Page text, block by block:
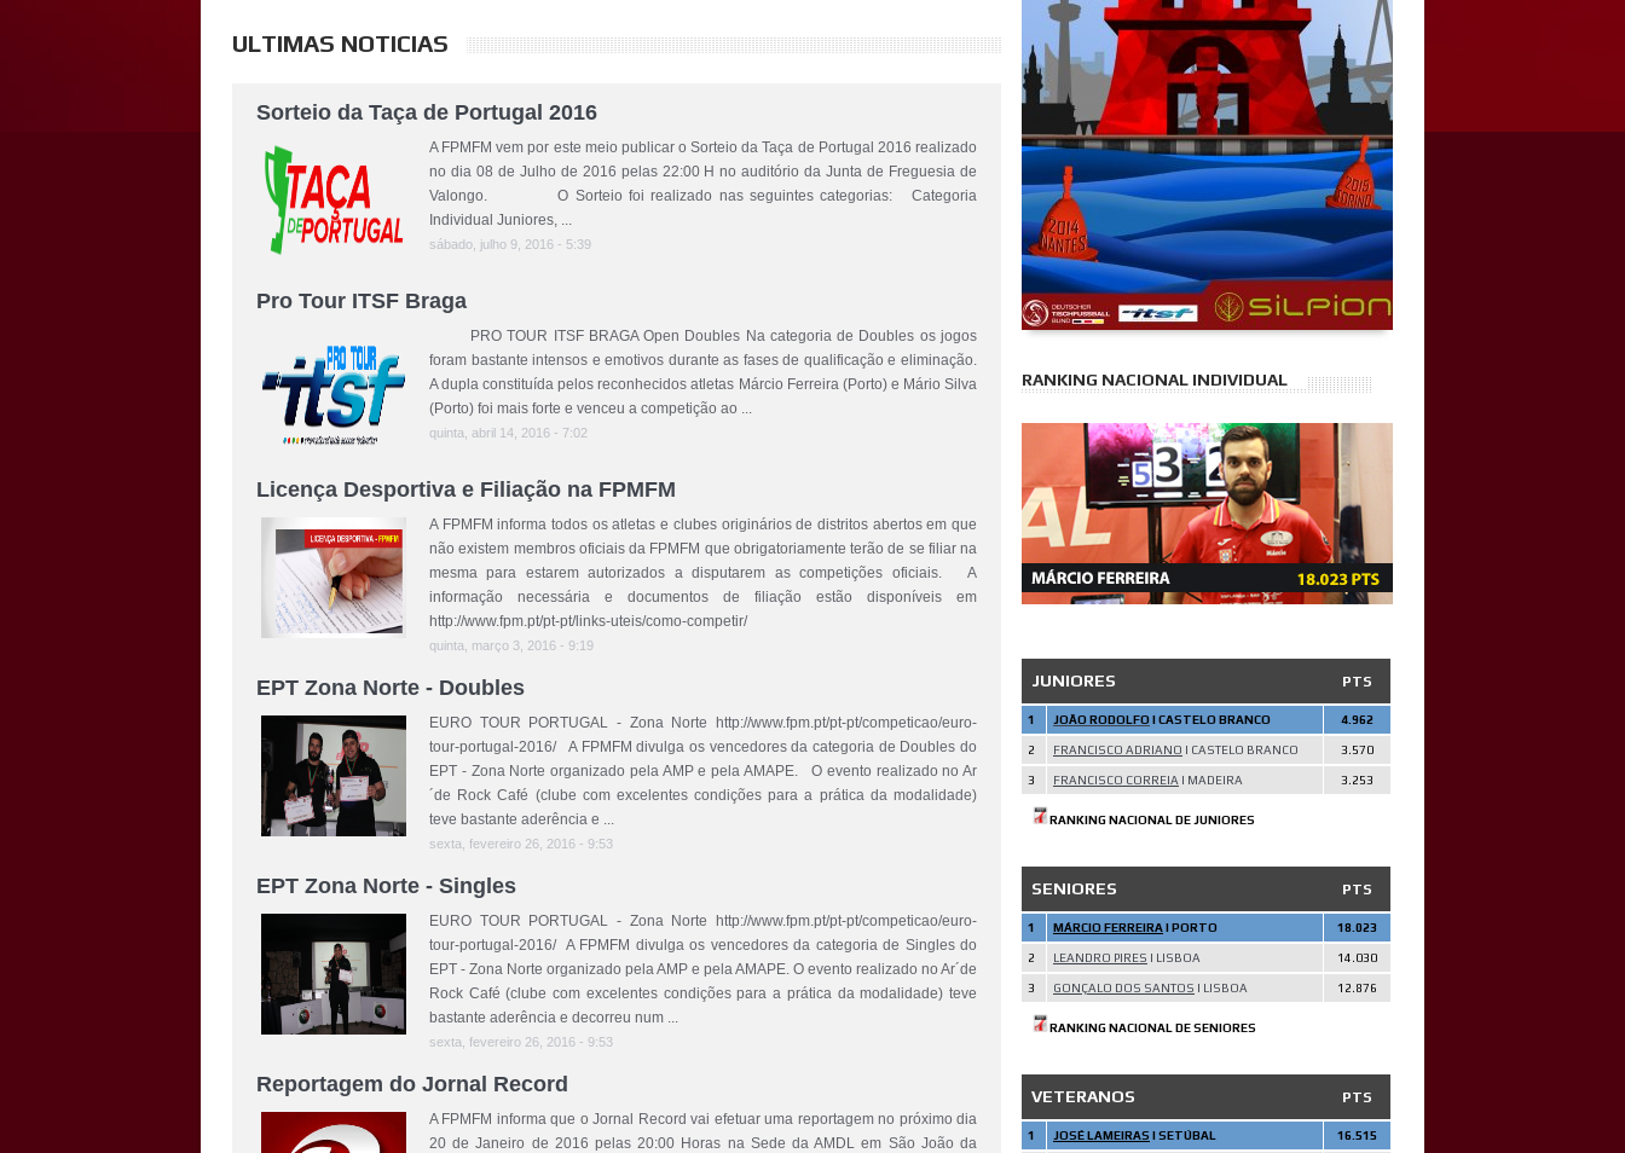
ULTIMAS NOTICIAS
Sorteio da Taça de Portugal 2016
A FPMFM vem por este meio publicar o Sorteio da Taça de Portugal 2016 realizado
no dia 08 de Julho de 2016 pelas 22:00 H no auditório da Junta de Freguesia de
Valongo. O Sorteio foi realizado nas seguintes categorias: Categoria
Individual Juniores, ...
sábado, julho 9, 2016 - 5:39
Pro Tour ITSF Braga
PRO TOUR ITSF BRAGA Open Doubles Na categoria de Doubles os jogos
foram bastante intensos e emotivos durante as fases de qualificação e eliminação.
A dupla constituída pelos reconhecidos atletas Márcio Ferreira (Porto) e Mário Silva
(Porto) foi mais forte e venceu a competição ao ...
quinta, abril 14, 2016 - 7:02
Licença Desportiva e Filiação na FPMFM
A FPMFM informa todos os atletas e clubes originários de distritos abertos em que
não existem membros oficiais da FPMFM que obrigatoriamente terão de se filiar na
mesma para estarem autorizados a disputarem as competições oficiais. A
informação necessária e documentos de filiação estão disponíveis em
http://www.fpm.pt/pt-pt/links-uteis/como-competir/
quinta, março 3, 2016 - 9:19
EPT Zona Norte - Doubles
EURO TOUR PORTUGAL - Zona Norte http://www.fpm.pt/pt-pt/competicao/euro-
tour-portugal-2016/ A FPMFM divulga os vencedores da categoria de Doubles do
EPT - Zona Norte organizado pela AMP e pela AMAPE. O evento realizado no Ar
´de Rock Café (clube com excelentes condições para a prática da modalidade)
teve bastante aderência e ...
sexta, fevereiro 26, 2016 - 9:53
EPT Zona Norte - Singles
EURO TOUR PORTUGAL - Zona Norte http://www.fpm.pt/pt-pt/competicao/euro-
tour-portugal-2016/ A FPMFM divulga os vencedores da categoria de Singles do
EPT - Zona Norte organizado pela AMP e pela AMAPE. O evento realizado no Ar´de
Rock Café (clube com excelentes condições para a prática da modalidade) teve
bastante aderência e decorreu num ...
sexta, fevereiro 26, 2016 - 9:53
Reportagem do Jornal Record
A FPMFM informa que o Jornal Record vai efetuar uma reportagem no próximo dia
20 de Janeiro de 2016 pelas 20:00 Horas na Sede da AMDL em São João da
RANKING NACIONAL INDIVIDUAL
JUNIORES PTS
1 JOÃO RODOLFO| CASTELO BRANCO 4.962
2 FRANCISCO ADRIANO | CASTELO BRANCO 3.570
3 FRANCISCO CORREIA | MADEIRA 3.253
RANKING NACIONAL DE JUNIORES
SENIORES PTS
1 MÁRCIO FERREIRA| PORTO 18.023
2 LEANDRO PIRES | LISBOA 14.030
3 GONÇALO DOS SANTOS | LISBOA 12.876
RANKING NACIONAL DE SENIORES
VETERANOS PTS
1 JOSÉ LAMEIRAS | SETÚBAL 16.515